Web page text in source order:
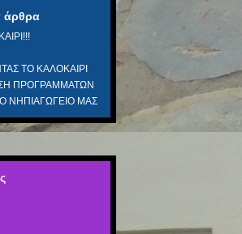
άρθρα
ΤΟ ΚΑΛΟΚΑΙΡΙ
ΠΡΟΓΡΑΜΜΑΤΩΝ
ΝΗΠΙΑΓΩΓΕΙΟ ΜΑΣ